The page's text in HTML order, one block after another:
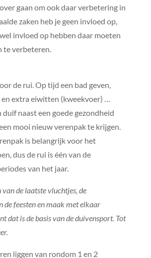
gaan om ook daar verbetering in
zaken heb je geen invloed op,
invloed op hebben daar moeten
te verbeteren.
de rui. Op tijd een bad geven,
extra eiwitten (kweekvoer) …
duif naast een goede gezondheid
mooi nieuw verenpak te krijgen.
is belangrijk voor het
dus de rui is één van de
van het jaar.
van de laatste vluchtjes, de
de feesten en maak met elkaar
dat is de basis van de duivensport. Tot
liggen van rondom 1 en 2